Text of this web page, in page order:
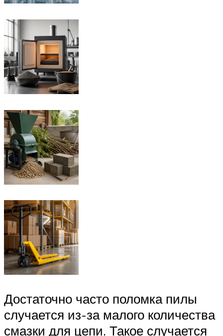
Достаточно часто поломка пилы
случается из-за малого количества
смазки для цепи. Такое случается